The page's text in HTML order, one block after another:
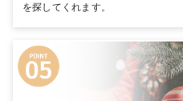
を探してくれます。